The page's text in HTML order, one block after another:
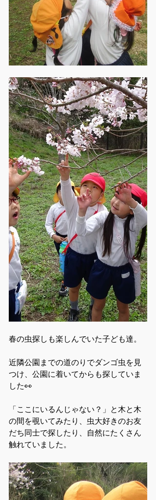
春の虫探しも楽しんでいた子ども達。
近隣公園までの道のりでダンゴ虫を見
つけ、公園に着いてからも探していま
した👀
「ここにいるんじゃない？」と木と木
の間を覗いてみたり、虫大好きのお友
だち同士で探したり、自然にたくさん
触れていました。